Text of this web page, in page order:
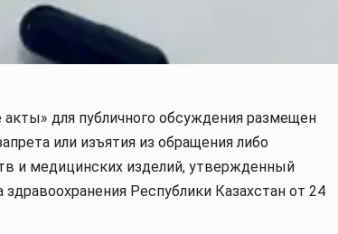
для публичного обсуждения размещен
или изъятия из обращения либо
и медицинских изделий, утвержденный
Республики Казахстан от 24